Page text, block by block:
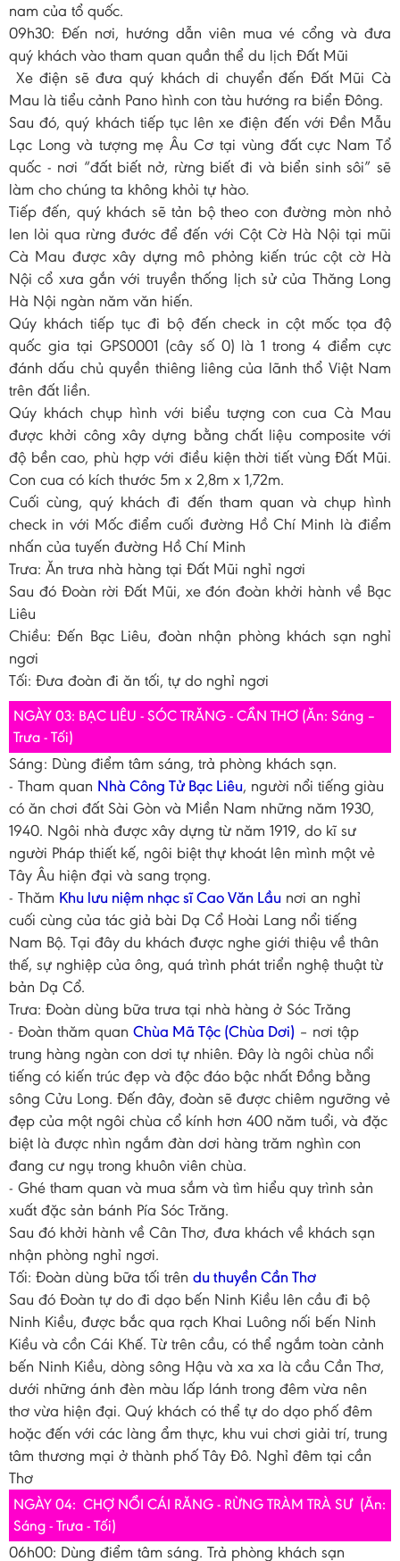
nam của tổ quốc.
09h30: Đến nơi, hướng dẫn viên mua vé cổng và đưa
quý khách vào tham quan quần thể du lịch Đất Mũi
Xe điện sẽ đưa quý khách di chuyển đến Đất Mũi Cà
Mau là tiểu cảnh Pano hình con tàu hướng ra biển Đông.
Sau đó, quý khách tiếp tục lên xe điện đến với Đền Mẫu
Lạc Long và tượng mẹ Âu Cơ tại vùng đất cực Nam Tổ
quốc - nơi “đất biết nở, rừng biết đi và biển sinh sôi” sẽ
làm cho chúng ta không khỏi tự hào.
Tiếp đến, quý khách sẽ tản bộ theo con đường mòn nhỏ
len lỏi qua rừng đước để đến với Cột Cờ Hà Nội tại mũi
Cà Mau được xây dựng mô phỏng kiến trúc cột cờ Hà
Nội cổ xưa gắn với truyền thống lịch sử của Thăng Long
Hà Nội ngàn năm văn hiến.
Qúy khách tiếp tục đi bộ đến check in cột mốc tọa độ
quốc gia tại GPS0001 (cây số 0) là 1 trong 4 điểm cực
đánh dấu chủ quyền thiêng liêng của lãnh thổ Việt Nam
trên đất liền.
Qúy khách chụp hình với biểu tượng con cua Cà Mau
được khởi công xây dựng bằng chất liệu composite với
độ bền cao, phù hợp với điều kiện thời tiết vùng Đất Mũi.
Con cua có kích thước 5m x 2,8m x 1,72m.
Cuối cùng, quý khách đi đến tham quan và chụp hình
check in với Mốc điểm cuối đường Hồ Chí Minh là điểm
nhấn của tuyến đường Hồ Chí Minh
Trưa: Ăn trưa nhà hàng tại Đất Mũi nghỉ ngơi
Sau đó Đoàn rời Đất Mũi, xe đón đoàn khởi hành về Bạc
Liêu
Chiều: Đến Bạc Liêu, đoàn nhận phòng khách sạn nghỉ
ngơi
Tối: Đưa đoàn đi ăn tối, tự do nghỉ ngơi
NGÀY 03: BẠC LIÊU - SÓC TRĂNG - CẦN THƠ (Ăn: Sáng –
Trưa - Tối)
Sáng: Dùng điểm tâm sáng, trả phòng khách sạn.
- Tham quan Nhà Công Tử Bạc Liêu, người nổi tiếng giàu
có ăn chơi đất Sài Gòn và Miền Nam những năm 1930,
1940. Ngôi nhà được xây dựng từ năm 1919, do kĩ sư
người Pháp thiết kế, ngôi biệt thự khoát lên mình một vẻ
Tây Âu hiện đại và sang trọng.
- Thăm Khu lưu niệm nhạc sĩ Cao Văn Lầu nơi an nghỉ
cuối cùng của tác giả bài Dạ Cổ Hoài Lang nổi tiếng
Nam Bộ. Tại đây du khách được nghe giới thiệu về thân
thế, sự nghiệp của ông, quá trình phát triển nghệ thuật từ
bản Dạ Cổ.
Trưa: Đoàn dùng bữa trưa tại nhà hàng ở Sóc Trăng
- Đoàn thăm quan Chùa Mã Tộc (Chùa Dơi) – nơi tập
trung hàng ngàn con dơi tự nhiên. Đây là ngôi chùa nổi
tiếng có kiến trúc đẹp và độc đáo bậc nhất Đồng bằng
sông Cửu Long. Đến đây, đoàn sẽ được chiêm ngưỡng vẻ
đẹp của một ngôi chùa cổ kính hơn 400 năm tuổi, và đặc
biệt là được nhìn ngắm đàn dơi hàng trăm nghìn con
đang cư ngụ trong khuôn viên chùa.
- Ghé tham quan và mua sắm và tìm hiểu quy trình sản
xuất đặc sản bánh Pía Sóc Trăng.
Sau đó khởi hành về Cân Thơ, đưa khách về khách sạn
nhận phòng nghỉ ngơi.
Tối: Đoàn dùng bữa tối trên du thuyền Cần Thơ
Sau đó Đoàn tự do đi dạo bến Ninh Kiều lên cầu đi bộ
Ninh Kiều, được bắc qua rạch Khai Luông nối bến Ninh
Kiều và cồn Cái Khế. Từ trên cầu, có thể ngắm toàn cảnh
bến Ninh Kiều, dòng sông Hậu và xa xa là cầu Cần Thơ,
dưới những ánh đèn màu lấp lánh trong đêm vừa nên
thơ vừa hiện đại. Quý khách có thể tự do dạo phố đêm
hoặc đến với các làng ẩm thực, khu vui chơi giải trí, trung
tâm thương mại ở thành phố Tây Đô. Nghỉ đêm tại cần
Thơ
NGÀY 04: CHỢ NỔI CÁI RĂNG - RỪNG TRÀM TRÀ SƯ (Ăn:
Sáng - Trưa - Tối)
06h00: Dùng điểm tâm sáng. Trả phòng khách sạn